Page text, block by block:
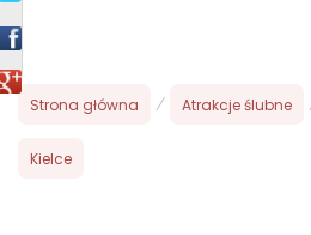
Strona główna / Atrakcje ślubne
Kielce